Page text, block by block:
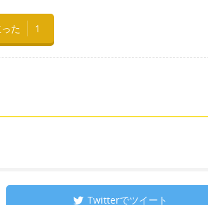
た 1
Twitterでツイート